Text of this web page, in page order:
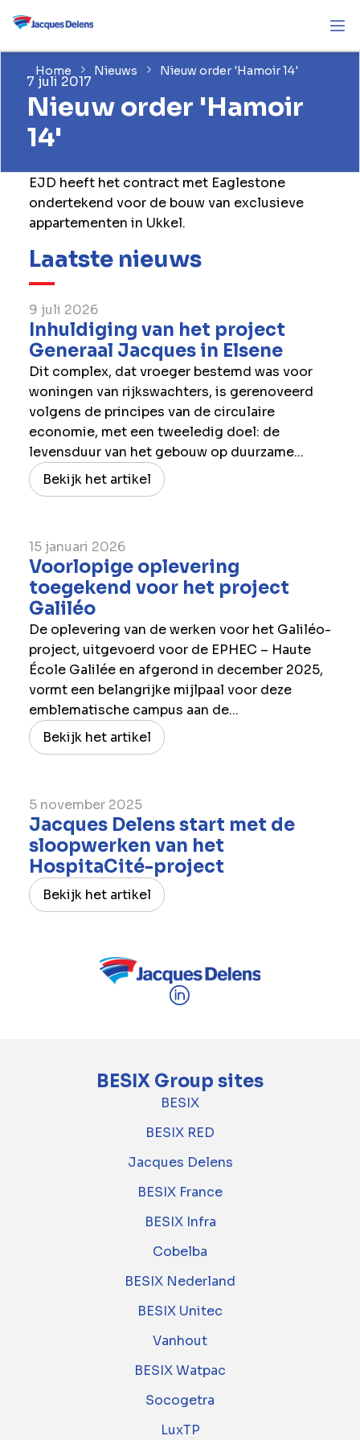
Home Nieuws Nieuw order 'Hamoir 14'
7 juli 2017
Nieuw order 'Hamoir
14'
EJD heeft het contract met Eaglestone
ondertekend voor de bouw van exclusieve
appartementen in Ukkel.
Laatste nieuws
9 juli 2026
Inhuldiging van het project
Generaal Jacques in Elsene
Dit complex, dat vroeger bestemd was voor
woningen van rijkswachters, is gerenoveerd
volgens de principes van de circulaire
economie, met een tweeledig doel: de
levensduur van het gebouw op duurzame...
Bekijk het artikel
15 januari 2026
Voorlopige oplevering
toegekend voor het project
Galiléo
De oplevering van de werken voor het Galiléo-
project, uitgevoerd voor de EPHEC – Haute
École Galilée en afgerond in december 2025,
vormt een belangrijke mijlpaal voor deze
emblematische campus aan de...
Bekijk het artikel
5 november 2025
Jacques Delens start met de
sloopwerken van het
HospitaCité-project
Bekijk het artikel
BESIX Group sites
BESIX
BESIX RED
Jacques Delens
BESIX France
BESIX Infra
Cobelba
BESIX Nederland
BESIX Unitec
Vanhout
BESIX Watpac
Socogetra
LuxTP